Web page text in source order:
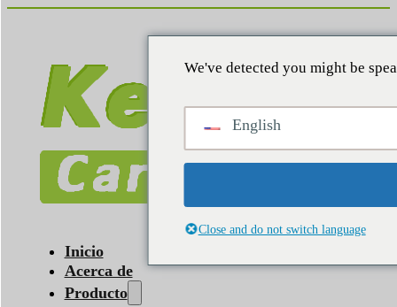
Inicio
Acerca de
Producto
We've detected you might be
English
Close and do not switch language